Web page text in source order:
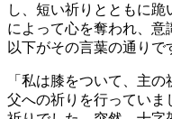
し、短い祈りとともに
によって心を奪われ、意
以下がその言葉の通りで
「私は膝をついて、主
父への祈りを行っていま